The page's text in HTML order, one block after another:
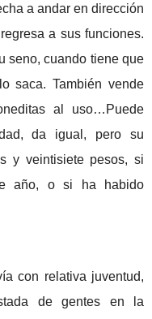
a andar en dirección
a sus funciones.
seno, cuando tiene que
saca. También vende
al uso…Puede
da igual, pero
su
y veintisiete pesos, si
año, o si ha habido
con relativa juventud,
de gentes en la